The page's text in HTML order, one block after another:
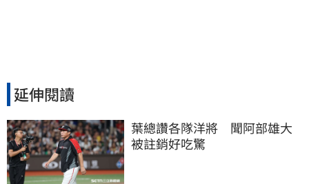
延伸閱讀
葉總讚各隊洋將　聞阿部雄大
被註銷好吃驚